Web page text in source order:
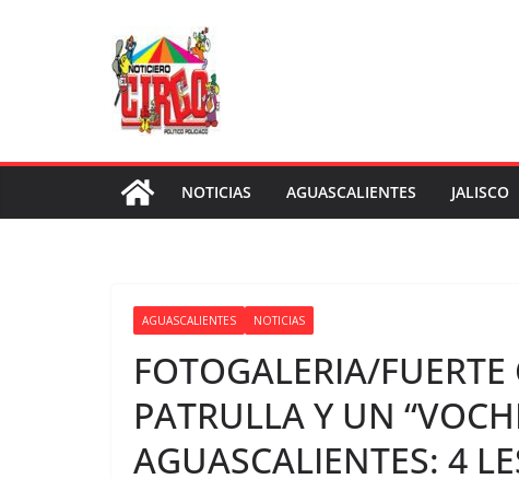
NOTICIAS AGUASCALIENTES JALISCO
AGUASCALIENTES NOTICIAS
FOTOGALERIA/
PATRULLA Y UN
AGUASCALIENTES: 4